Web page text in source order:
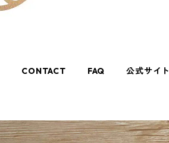
CONTACT FAQ 公式サイト